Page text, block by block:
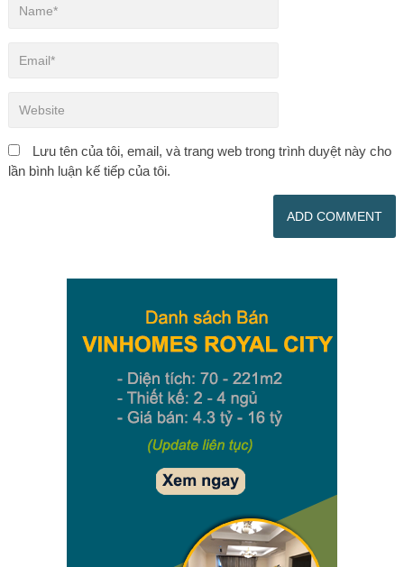
Lưu tên của tôi, email, và trang web trong trình duyệt này cho
lần bình luận kế tiếp của tôi.